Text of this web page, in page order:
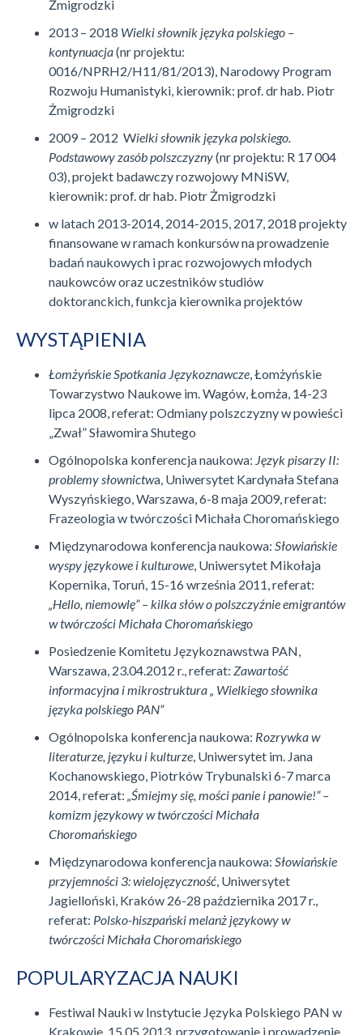
Żmigrodzki
2013 – 2018 Wielki słownik języka polskiego –
kontynuacja(nr projektu:
0016/NPRH2/H11/81/2013), Narodowy Program
Rozwoju Humanistyki, kierownik: prof. dr hab. Piotr
Żmigrodzki
2009 – 2012 Wielki słownik języka polskiego.
Podstawowy zasób polszczyzny(nr projektu: R 17 004
03), projekt badawczy rozwojowy MNiSW,
kierownik: prof. dr hab. Piotr Żmigrodzki
w latach 2013-2014, 2014-2015, 2017, 2018 projekty
finansowane w ramach konkursów na prowadzenie
badań naukowych i prac rozwojowych młodych
naukowców oraz uczestników studiów
doktoranckich, funkcja kierownika projektów
WYSTĄPIENIA
Łomżyńskie Spotkania Językoznawcze , Łomżyńskie
Towarzystwo Naukowe im. Wagów, Łomża, 14-23
lipca 2008, referat: Odmiany polszczyzny w powieści
„Zwał” Sławomira Shutego
Ogólnopolska konferencja naukowa: Język pisarzy II:
problemy słownictwa, Uniwersytet Kardynała Stefana
Wyszyńskiego, Warszawa, 6-8 maja 2009, referat:
Frazeologia w twórczości Michała Choromańskiego
Międzynarodowa konferencja naukowa: Słowiańskie
wyspy językowe i kulturowe , Uniwersytet Mikołaja
Kopernika, Toruń, 15-16 września 2011, referat:
„Hello, niemowlę” – kilka słów o polszczyźnie emigrantów
w twórczości Michała Choromańskiego
Posiedzenie Komitetu Językoznawstwa PAN,
Warszawa, 23.04.2012 r., referat: Zawartość
informacyjna i mikrostruktura „ Wielkiego słownika
języka polskiego PAN”
Ogólnopolska konferencja naukowa: Rozrywka w
literaturze, języku i kulturze , Uniwersytet im. Jana
Kochanowskiego, Piotrków Trybunalski 6-7 marca
2014, referat: „Śmiejmy się, mości panie i panowie!” –
komizm językowy w twórczości Michała
Choromańskiego
Międzynarodowa konferencja naukowa: Słowiańskie
przyjemności 3: wielojęzyczność , Uniwersytet
Jagielloński, Kraków 26-28 października 2017 r.,
referat: Polsko-hiszpański melanż językowy w
twórczości Michała Choromańskiego
POPULARYZACJA NAUKI
Festiwal Nauki w Instytucie Języka Polskiego PAN w
Krakowie, 15.05.2013, przygotowanie i prowadzenie